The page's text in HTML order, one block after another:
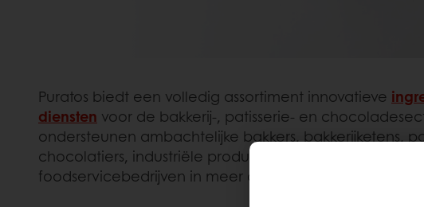
Puratos biedt een volledig assortiment innovatieve
diensten voor de bakkerij-, patisserie- en
ondersteunen ambachtelijke bakkers, bakkerijketens,
chocolatiers, industriële producenten, retailers en
foodservicebedrijven in meer dan 100 landen.